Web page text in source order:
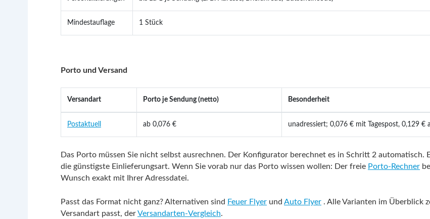
Mindestauflage 1 Stück
Porto und Versand
Versandart Porto je Sendung (netto) Besonderheit
Postaktuell ab 0,076 € unadressiert; 0,076 € mit Tagespost, 0,129 €
Das Porto müssen Sie nicht selbst ausrechnen. Der Konfigurator berechnet es in Schritt 2
die günstigste Einlieferungsart. Wenn Sie vorab nur das Porto wissen wollen: Der freie Porto-Rechner
Wunsch exakt mit Ihrer Adressdatei.
Passt das Format nicht ganz? Alternativen sind Feuer Flyer und Auto Flyer . Alle Varianten im Überblick
Versandart passt, derVersandarten-Vergleich.